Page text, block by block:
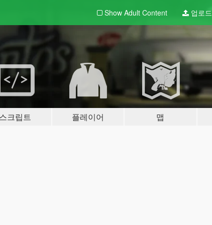
Show Adult Content 업로드
스크립트 플레이어 맵